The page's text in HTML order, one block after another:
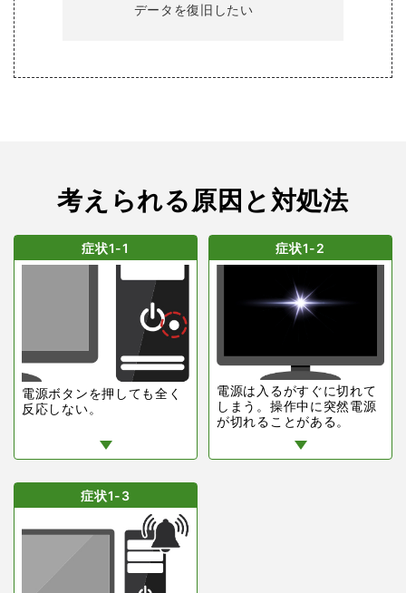
データを復旧したい
考えられる原因と対処法
症状1-1
電源ボタンを押しても全く
反応しない。
症状1-2
電源は入るがすぐに切れて
しまう。操作中に突然電源
が切れることがある。
症状1-3